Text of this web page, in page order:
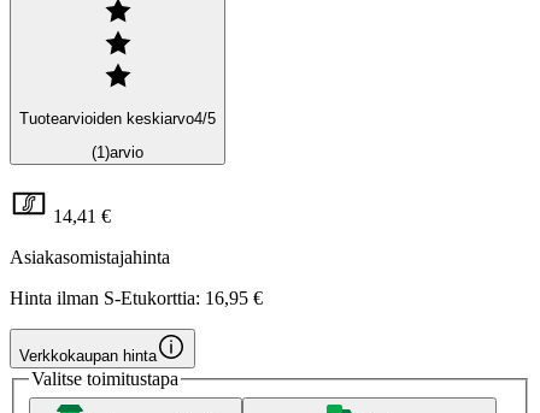
Tuotearvioiden keskiarvo4/5
(1)arvio
14,41 €
Asiakasomistajahinta
Hinta ilman S-Etukorttia: 16,95 €
Verkkokaupan hinta
Valitse toimitustapa